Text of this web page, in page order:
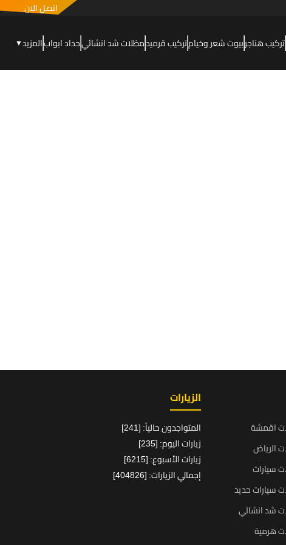
اتصل الان
تركيب هناجربيوت شعر وخيامتركيب قرميدمظلات شد انشائيحداد ابوابالمزيد▼
اقمشة
الرياض
سيارات
سيارات حديد
شد انشائي
هرمية
الزيارات
المتواجدون حالياً: [241]
زيارات اليوم: [235]
زيارات الأسبوع: [6215]
إجمالي الزيارات: [404826]